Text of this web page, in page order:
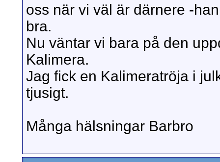
oss när vi väl är därnere -
bra.
Nu väntar vi bara på den
Kalimera.
Jag fick en Kalimeratröja i
tjusigt.
Många hälsningar Barbro